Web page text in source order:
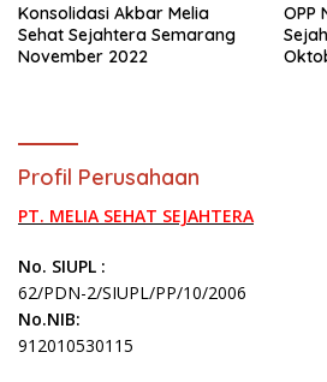
Konsolidasi Akbar Melia
Sehat Sejahtera Semarang
November 2022
OPP
Profil Perusahaan
PT. MELIA SEHAT SEJAHTERA
No. SIUPL :
62/PDN-2/SIUPL/PP/10/2006
No.NIB:
912010530115